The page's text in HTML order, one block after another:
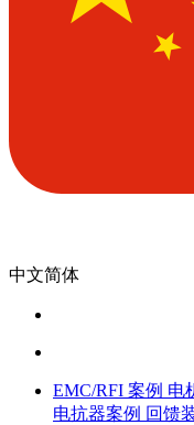
中文简体
EMC/RFI 案例 电
电抗器案例 回馈